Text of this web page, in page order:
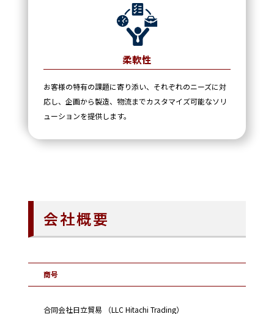
柔軟性
お客様の特有の課題に寄り添い、それぞれのニーズに対
応し、企画から製造、物流までカスタマイズ可能なソリ
ューションを提供します。
会社概要
商号
合同会社日立貿易 （LLC Hitachi Trading）